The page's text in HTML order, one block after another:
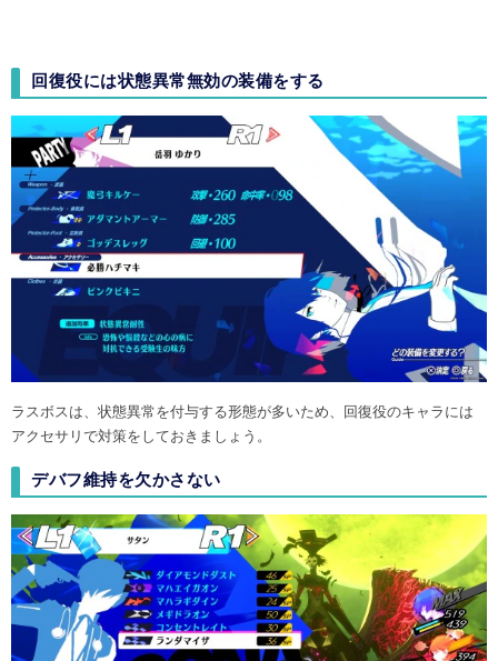
回復役には状態異常無効の装備をする
ラスボスは、状態異常を付与する形態が多いため、回復役のキャラには
アクセサリで対策をしておきましょう。
デバフ維持を欠かさない